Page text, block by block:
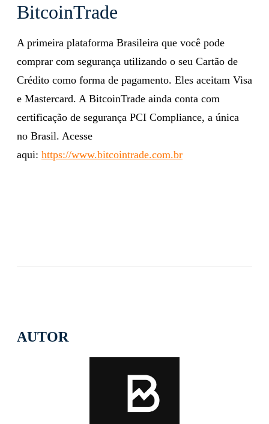
AUTOR
BitcoinTrade
A primeira plataforma Brasileira que você pode
comprar com segurança utilizando o seu Cartão de
Crédito como forma de pagamento. Eles aceitam Visa
e Mastercard. A BitcoinTrade ainda conta com
certificação de segurança PCI Compliance, a única
no Brasil. Acesse
aqui: https://www.bitcointrade.com.br